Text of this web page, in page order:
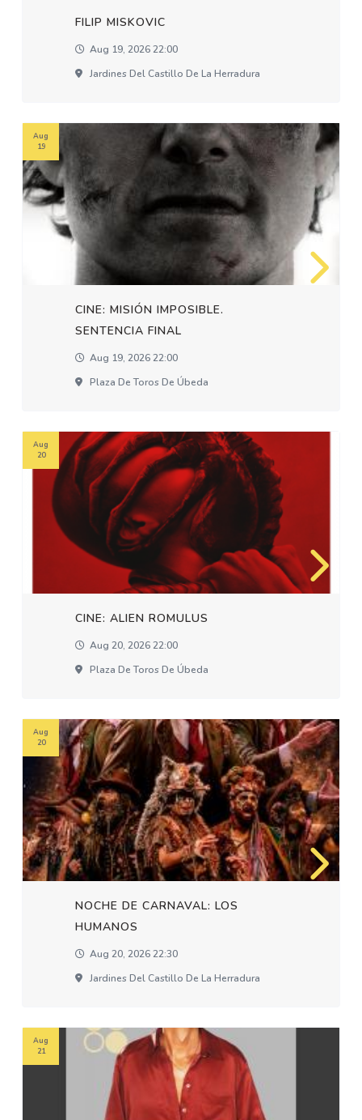
FILIP MISKOVIC
Aug 19, 2026 22:00
Jardines Del Castillo De La Herradura
CINE: MISIÓN IMPOSIBLE.
SENTENCIA FINAL
Aug 19, 2026 22:00
Plaza De Toros De Úbeda
Aug
19
CINE: ALIEN ROMULUS
Aug 20, 2026 22:00
Plaza De Toros De Úbeda
Aug
20
NOCHE DE CARNAVAL: LOS
HUMANOS
Aug 20, 2026 22:30
Jardines Del Castillo De La Herradura
Aug
20
Aug
21